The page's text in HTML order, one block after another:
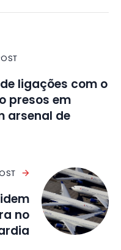
ligações com o
presos em
arsenal de
no